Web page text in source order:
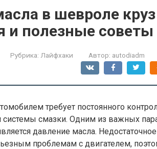
в шевроле
и полезные советы
Рубрика: Лайфхаки Автор: autodiadm
требует постоянного
системы смазки. Одним из важных
давление масла. Недостаточное
проблемам с двигателем,